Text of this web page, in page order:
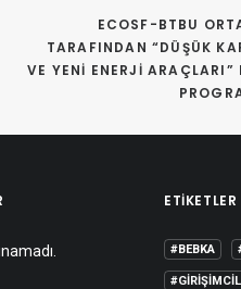
ECOSF-BTBU
TARAFINDAN “DÜŞÜK
VE YENI ENERJI ARAÇLARI”
ETIKETLER
#BEBKA